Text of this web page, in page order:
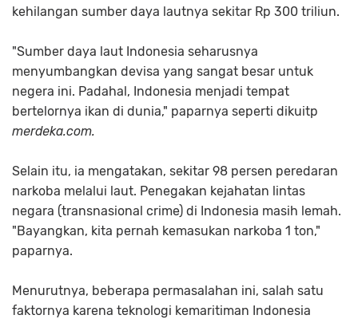
kehilangan sumber daya lautnya sekitar Rp 300 triliun.
"Sumber daya laut Indonesia seharusnya
menyumbangkan devisa yang sangat besar untuk
negera ini. Padahal, Indonesia menjadi tempat
bertelornya ikan di dunia," paparnya seperti dikuitp
merdeka.com.
Selain itu, ia mengatakan, sekitar 98 persen peredaran
narkoba melalui laut. Penegakan kejahatan lintas
negara (transnasional crime) di Indonesia masih lemah.
"Bayangkan, kita pernah kemasukan narkoba 1 ton,"
paparnya.
Menurutnya, beberapa permasalahan ini, salah satu
faktornya karena teknologi kemaritiman Indonesia